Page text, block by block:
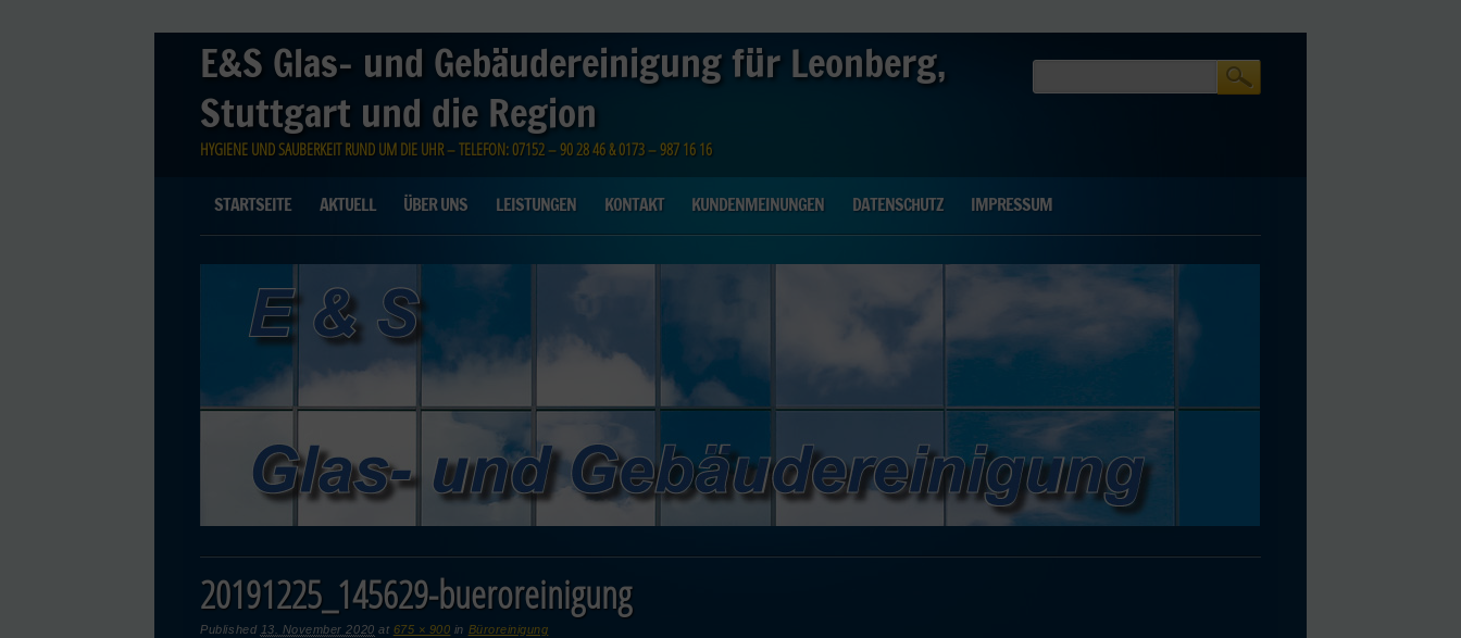
E&S Glas- und Gebäudereinigung für Leonberg,
Stuttgart und die Region
HYGIENE UND SAUBERKEIT RUND UM DIE UHR – TELEFON: 07152 – 90 28 46 & 0173 – 987 16 16
Main menu
content
STARTSEITE AKTUELL ÜBER UNS LEISTUNGEN KONTAKT KUNDENMEINUNGEN DATENSCHUTZ IMPRESSUM
20191225_145629-bueroreinigung
Published 13. November 2020 at 675 × 900 in Büroreinigung